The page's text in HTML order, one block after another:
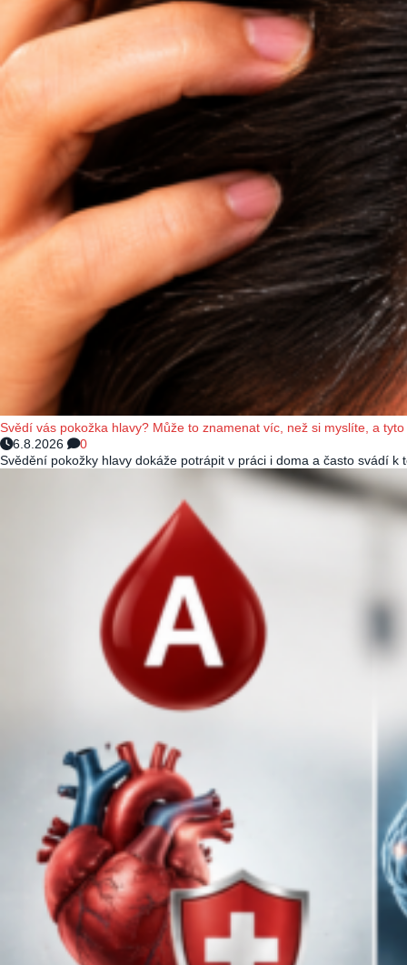
Svědí vás pokožka hlavy? Může to znamenat víc, než si myslíte, a
6.8.2026
0
Svědění pokožky hlavy dokáže potrápit v práci i doma a často svádí